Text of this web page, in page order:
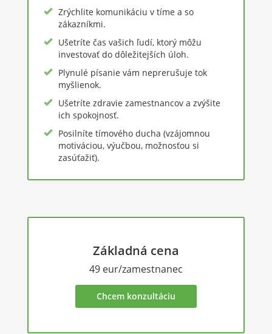
Zrýchlite komunikáciu v tíme a so
zákazníkmi.
Ušetríte čas vašich ľudí, ktorý môžu
investovať do dôležitejších úloh.
Plynulé písanie vám neprerušuje tok
myšlienok.
Ušetríte zdravie zamestnancov a zvýšite
ich spokojnosť.
Posilníte tímového ducha (vzájomnou
motiváciou, výučbou, možnosťou si
zasúťažiť).
Základná cena
49 eur/zamestnanec
Chcem konzultáciu